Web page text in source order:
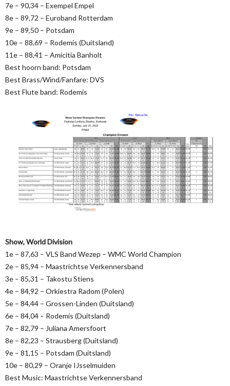
7e – 90,34 – Exempel Empel
8e – 89,72 – Euroband Rotterdam
9e – 89,50 – Potsdam
10e – 88,69 – Rodemis (Duitsland)
11e – 88,41 – Amicitia Banholt
Best hoorn band: Potsdam
Best Brass/Wind/Fanfare: DVS
Best Flute band: Rodemis
Show, World Division
1e – 87,63 – VLS Band Wezep – WMC World Champion
2e – 85,94 – Maastrichtse Verkennersband
3e – 85,31 – Takostu Stiens
4e – 84,92 – Orkiestra Radom (Polen)
5e – 84,44 – Grossen-Linden (Duitsland)
6e – 84,04 – Rodemis (Duitsland)
7e – 82,79 – Juliana Amersfoort
8e – 82,23 – Strausberg (Duitsland)
9e – 81,15 – Potsdam (Duitsland)
10e – 80,29 – Oranje IJsselmuiden
Best Music: Maastrichtse Verkennersband